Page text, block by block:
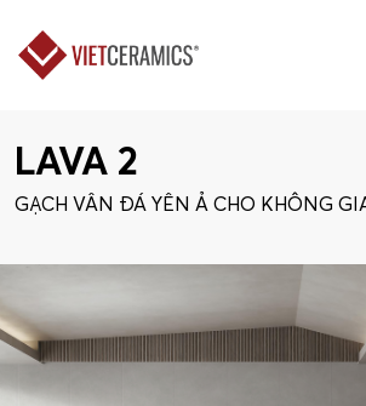
LAVA 2
GẠCH VÂN ĐÁ YÊN Ả CHO KHÔNG